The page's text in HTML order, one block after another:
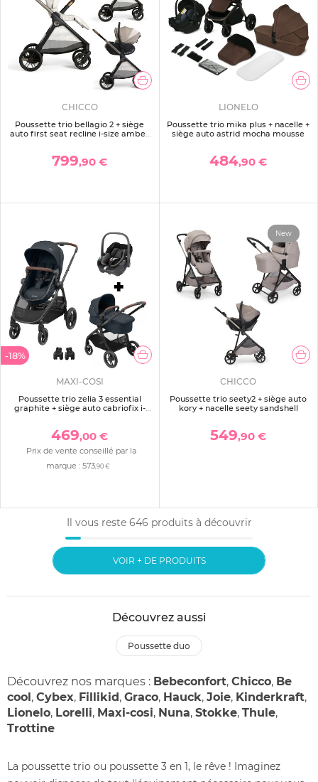
CHICCO
Poussette trio bellagio 2 + siège
auto first seat recline i-size amber
799,90 €
LIONELO
Poussette trio mika plus + nacelle +
siège auto astrid mocha mousse
484,90 €
-18%
MAXI-COSI
Poussette trio zelia 3 essential
graphite + siège auto cabriofix i-
469,00 €
Prix de vente conseillé par la
marque :573 ,90 €
New
CHICCO
Poussette trio seety2 + siège auto
kory + nacelle seety sandshell
549,90 €
Il vous reste 646 produits à découvrir
VOIR + DE PRODUITS
Découvrez aussi
poussette duo
Découvrez nos marques : Bebeconfort, Chicco, Be
cool, Cybex, Fillikid, Graco, Hauck, Joie, Kinderkraft,
Lionelo, Lorelli, Maxi-cosi, Nuna, Stokke, Thule,
Trottine
La poussette trio ou poussette 3 en 1, le rêve ! Imaginez